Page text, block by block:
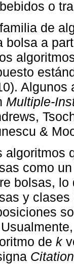
o
de
bolsa a
Algunos
Multiple-
&
algoritmos
como
bolsas, lo
y clases
de k